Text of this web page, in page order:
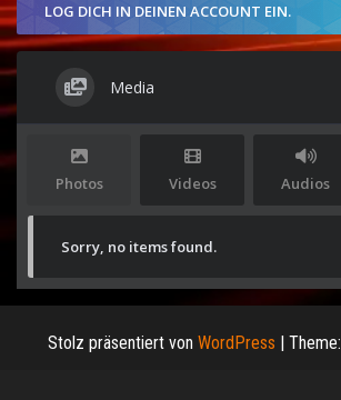
LOG DICH IN DEINEN ACCOUNT EIN.
Media
Photos Videos Audios
Sorry, no items found.
Stolz präsentiert von WordPress | Theme: